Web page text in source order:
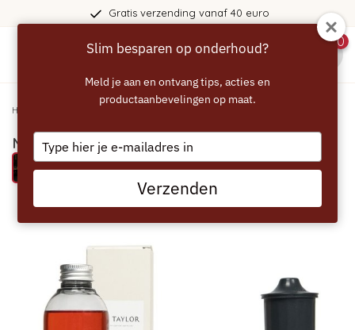
Gratis verzending vanaf 40 euro
0
Home
MR TAYLOR Care Kit Complete voor Jura
Probeer eens een MR TAYLOR product
Slim besparen op onderhoud?
Meld je aan en ontvang tips, acties en
productaanbevelingen op maat.
Type
your
email
Verzenden